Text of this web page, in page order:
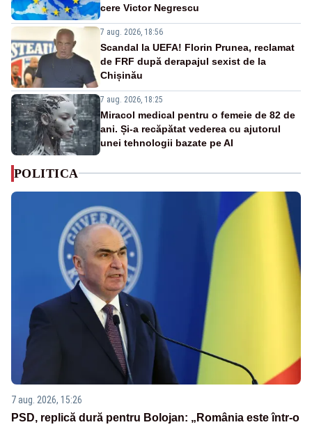
cere Victor Negrescu
7 aug. 2026, 18:56
Scandal la UEFA! Florin Prunea, reclamat
de FRF după derapajul sexist de la
Chișinău
7 aug. 2026, 18:25
Miracol medical pentru o femeie de 82 de
ani. Și-a recăpătat vederea cu ajutorul
unei tehnologii bazate pe AI
POLITICA
7 aug. 2026, 15:26
PSD, replică dură pentru Bolojan: „România este într-o